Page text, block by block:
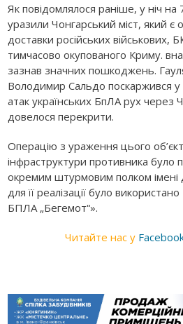
Як повідомлялося раніше, у ніч
уразили Чонгарський міст, який
доставки російських військових,
тимчасово окупованого Криму.
зазнав значних пошкоджень.
Володимир Сальдо поскаржився
атак українських БпЛА рух через
довелося перекрити.
Операцію з ураження цього
інфраструктури противника було
окремим штурмовим полком
для її реалізації було
БПЛА „Бегемот“».
Читайте нас у